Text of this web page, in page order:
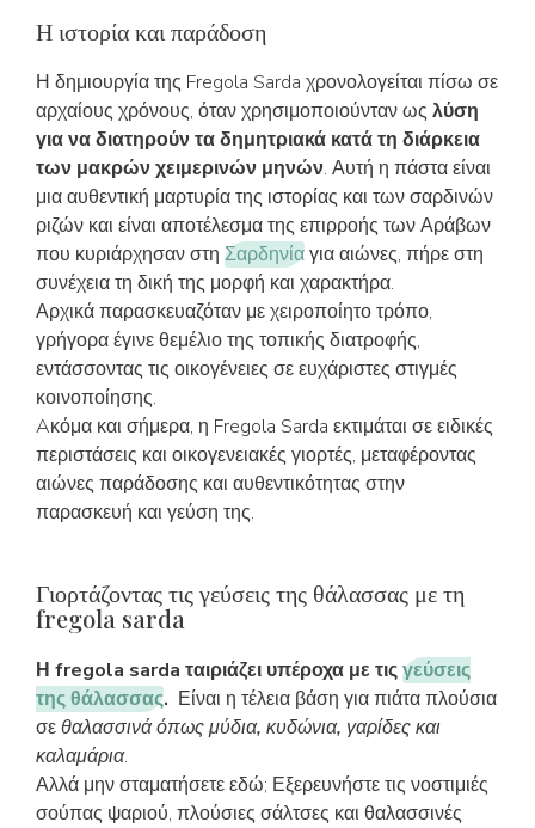
Η ιστορία και παράδοση
Η δημιουργία της Fregola Sarda χρονολογείται πίσω σε
αρχαίους χρόνους, όταν χρησιμοποιούνταν ως λύση
για να διατηρούν τα δημητριακά κατά τη διάρκεια
των μακρών χειμερινών μηνών. Αυτή η πάστα είναι
μια αυθεντική μαρτυρία της ιστορίας και των σαρδινών
ριζών και είναι αποτέλεσμα της επιρροής των Αράβων
που κυριάρχησαν στη Σαρδηνίαγια αιώνες, πήρε στη
συνέχεια τη δική της μορφή και χαρακτήρα.
Αρχικά παρασκευαζόταν με χειροποίητο τρόπο,
γρήγορα έγινε θεμέλιο της τοπικής διατροφής,
εντάσσοντας τις οικογένειες σε ευχάριστες στιγμές
κοινοποίησης.
Aκόμα και σήμερα, η Fregola Sarda εκτιμάται σε ειδικές
περιστάσεις και οικογενειακές γιορτές, μεταφέροντας
αιώνες παράδοσης και αυθεντικότητας στην
παρασκευή και γεύση της.
Γιορτάζοντας τις γεύσεις της θάλασσας με τη
fregola sarda
Η fregola sarda ταιριάζει υπέροχα με τιςγεύσεις
της θάλασσας. Είναι η τέλεια βάση για πιάτα πλούσια
σεθαλασσινά όπως μύδια, κυδώνια, γαρίδες και
καλαμάρια.
Αλλά μην σταματήσετε εδώ; Εξερευνήστε τις νοστιμιές
σούπας ψαριού, πλούσιες σάλτσες και θαλασσινές